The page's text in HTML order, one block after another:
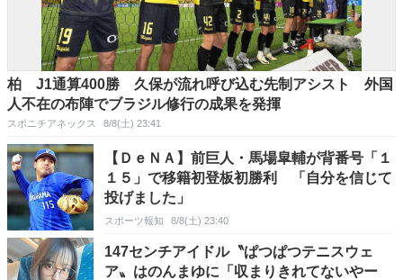
柏 J1通算400勝 久保が流れ呼び込む先制アシスト 外国
人不在の布陣でブラジル修行の成果を発揮
スポニチアネックス 8/8(土) 23:41
【ＤｅＮＡ】前巨人・馬場皐輔が背番号「１
１５」で移籍初登板初勝利 「自分を信じて
投げました」
スポーツ報知 8/8(土) 23:40
147センチアイドル〝ぱつぱつテニスウェ
ア〟はのんまゆに「収まりきれてないやー